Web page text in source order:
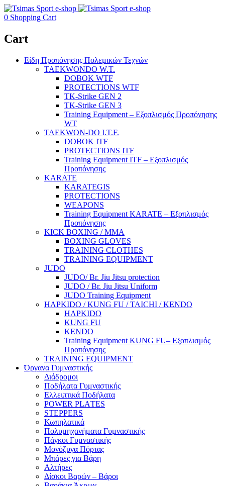
0 Shopping Cart
Cart
Είδη Προπόνησης Πολεμικών Τεχνών
TAEKWONDO W.T.
DOBOK WTF
PROTECTIONS WTF
TK-Strike GEN 2
TK-Strike GEN 3
Training Equipment – Εξοπλισμός Προπόνησης
WT
TAEKWON-DO I.T.F.
DOBOK ITF
PROTECTIONS ITF
Training Equipment ITF – Εξοπλισμός
Προπόνησης
KARATE
KARATEGIS
PROTECTIONS
WEAPONS
Training Equipment KARATE – Εξοπλισμός
Προπόνησης
KICK BOXING / MMA
BOXING GLOVES
TRAINING CLOTHES
TRAINING EQUIPMENT
JUDO
JUDO/ Br. Jiu Jitsu protection
JUDO / Br. Jiu Jitsu Uniform
JUDO Training Equipment
HAPKIDO / KUNG FU / TAICHI / KENDO
HAPKIDO
KUNG FU
KENDO
Training Equipment KUNG FU– Εξοπλισμός
Προπόνησης
TRAINING EQUIPMENT
Όργανα Γυμναστικής
Διάδρομοι
Ποδήλατα Γυμναστικής
Ελλειπτικά Ποδήλατα
POWER PLΑTES
STEPPERS
Κωπηλατικά
Πολυμηχανήματα Γυμναστικής
Πάγκοι Γυμναστικής
Μονόζυγα Πόρτας
Μπάρες για Βάρη
Αλτήρες
Δίσκοι Βαρών – Βάροι